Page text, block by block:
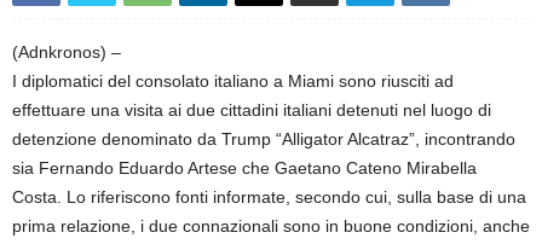
(Adnkronos) –
I diplomatici del consolato italiano a Miami sono riusciti ad
effettuare una visita ai due cittadini italiani detenuti nel luogo di
detenzione denominato da Trump “Alligator Alcatraz”, incontrando
sia Fernando Eduardo Artese che Gaetano Cateno Mirabella
Costa. Lo riferiscono fonti informate, secondo cui, sulla base di una
prima relazione, i due connazionali sono in buone condizioni, anche